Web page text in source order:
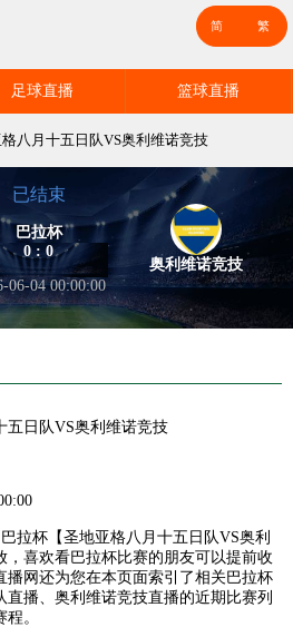
足球直播 篮球直播
八月十五日队VS奥利维诺竞技
已结束
巴拉杯
0 : 0
06-04 00:00:00
奥利维诺竞技
五日队VS奥利维诺竞技
拉杯【圣地亚格八月十五日队VS奥利
，喜欢看巴拉杯比赛的朋友可以提前收
播网还为您在本页面索引了相关巴拉杯
播、奥利维诺竞技直播的近期比赛列
。